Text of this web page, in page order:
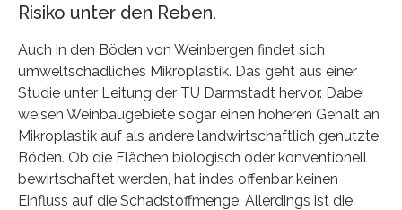
Risiko unter den Reben.
Auch in den Böden von Weinbergen findet sich
umweltschädliches Mikroplastik. Das geht aus einer
Studie unter Leitung der TU Darmstadt hervor. Dabei
weisen Weinbaugebiete sogar einen höheren Gehalt an
Mikroplastik auf als andere landwirtschaftlich genutzte
Böden. Ob die Flächen biologisch oder konventionell
bewirtschaftet werden, hat indes offenbar keinen
Einfluss auf die Schadstoffmenge. Allerdings ist die